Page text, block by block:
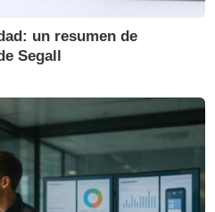
un resumen de
Segall